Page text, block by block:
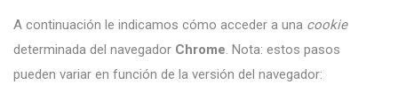
A continuación le indicamos cómo acceder a una cookie
determinada del navegador Chrome. Nota: estos pasos
pueden variar en función de la versión del navegador: